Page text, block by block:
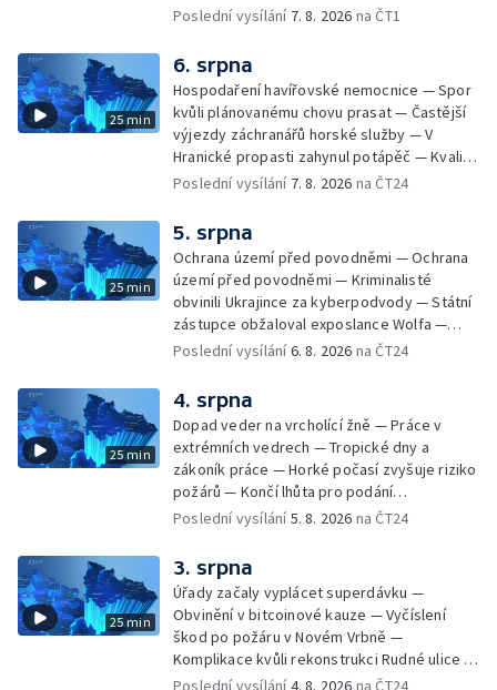
Zásadní škrty na opravy krajských silnic —
covidem — Úhyny ryb kvůli vysokým
teplotám — Problémy se zásobování vodou
v MS kraji nehrozí — testováním na
západonilskou horečku — Den židovských
památek
Poslední vysílání 7. 8. 2026 na ČT1
25 min
6. srpna
Hospodaření havířovské nemocnice — Spor
kvůli plánovanému chovu prasat — Častější
výjezdy záchranářů horské služby — V
Hranické propasti zahynul potápěč — Kvalita
vody ke koupání — Zavlažování zeleniny v
Kempování v horkém počasí — Výběr ze
sociálních sítí Události Ostrava — Zkoumání
horka na zastávkách MHD — Promítání filmu
Odyssea z 35 mm pásu
Poslední vysílání 7. 8. 2026 na ČT24
25 min
5. srpna
Ochrana území před povodněmi — Ochrana
území před povodněmi — Kriminalisté
obvinili Ukrajince za kyberpodvody — Státní
zástupce obžaloval exposlance Wolfa —
Péče o hospodářská zvířata ve vedrech —
depozitu Vlastivědného muzea Olomouc —
Zakládání nových dětských skupin — Výběr
ze sociálních sítí Události Ostrava — Tresty
pro fotbalisty za korupci — Po stopách
Gebharda Blüchera
Poslední vysílání6. 8. 2026 na ČT24
25 min
4. srpna
Dopad veder na vrcholící žně — Práce v
extrémních vedrech — Tropické dny a
zákoník práce — Horké počasí zvyšuje riziko
požárů — Končí lhůta pro podání
kandidátních listin — Končí lhůta pro podání
rozsudek v lihové kauze — Výročí
zavraždění Václava III. v Olomouci — Těžba
unikátní rašeliny pro lázně v Karlově
Studánce — Výběr ze sociálních sítí ČT —
Nový program pro léčbu obezity —
Olomoucké (nejen) shakespearovské léto
Poslední vysílání5. 8. 2026 na ČT24
25 min
3. srpna
Úřady začaly vyplácet superdávku —
Obvinění v bitcoinové kauze — Vyčíslení
škod po požáru v Novém Vrbně —
Komplikace kvůli rekonstrukci Rudné ulice —
Nárůst zájmu o klimatizace — Výluka vlaků
Poslední vysílání4. 8. 2026 na ČT24